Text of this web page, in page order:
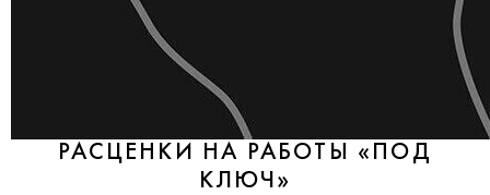
РАСЦЕНКИ НА РАБОТЫ «ПОД
КЛЮЧ»